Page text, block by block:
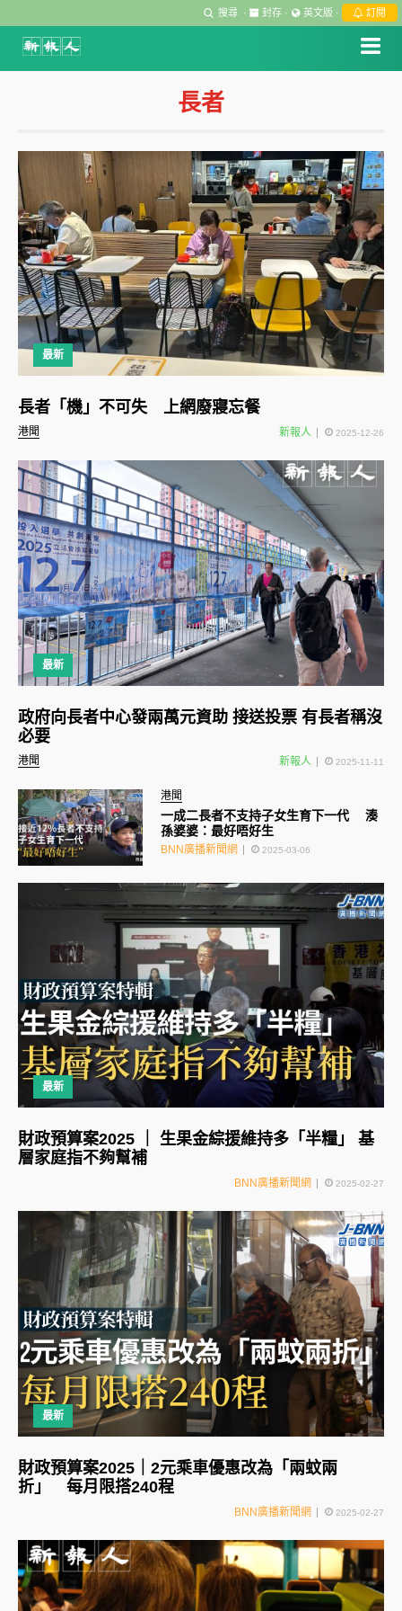
搜尋 · 封存 · 英文版 · 訂閱
長者
最新
港聞
長者「機」不可失 上網廢寢忘餐
新報人 2025-12-26
最新
港聞
政府向長者中心發兩萬元資助 接送投票 有長者稱沒
必要
新報人 2025-11-11
港聞
一成二長者不支持子女生育下一代 湊
孫婆婆：最好唔好生
BNN廣播新聞網 2025-03-06
最新
財政預算案2025 ｜ 生果金綜援維持多「半糧」 基
層家庭指不夠幫補
BNN廣播新聞網 2025-02-27
最新
財政預算案2025｜2元乘車優惠改為「兩蚊兩
折」 每月限搭240程
BNN廣播新聞網 2025-02-27